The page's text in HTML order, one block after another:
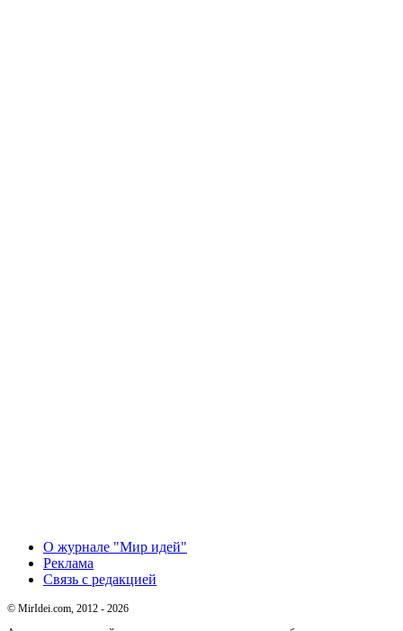
О журнале "Мир идей"
Реклама
Связь с редакцией
© MirIdei.com, 2012 - 2026